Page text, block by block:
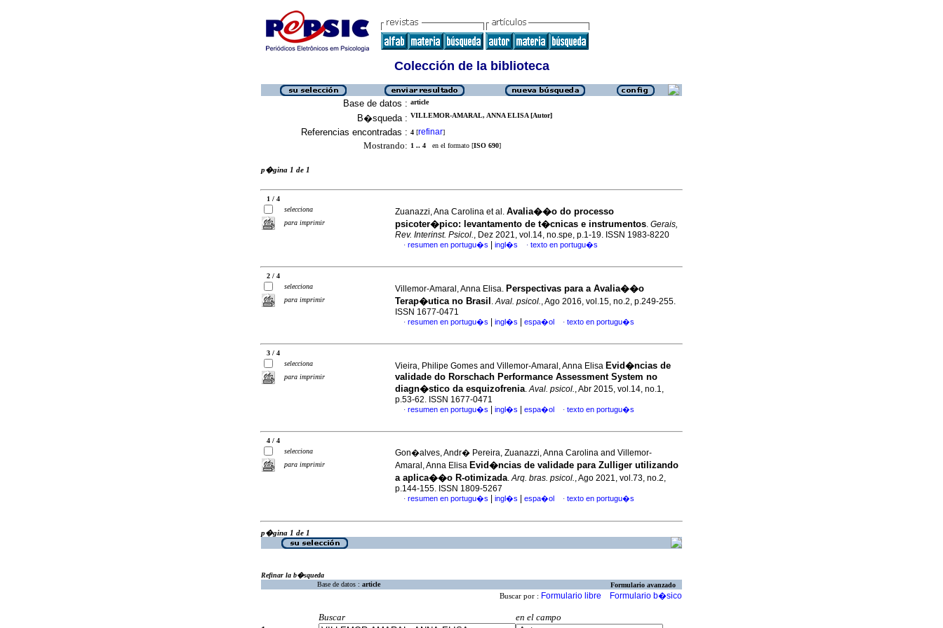
Colección de la biblioteca
Base de datos : article
B�squeda : VILLEMOR-AMARAL, ANNA ELISA [Autor]
Referencias encontradas : 4 [refinar]
Mostrando: 1 .. 4 en el formato [ISO 690]
p�gina 1 de 1
1 / 4
selecciona
para imprimir
Zuanazzi, Ana Carolina et al. Avalia��o do processo
psicoter�pico: levantamento de t�cnicas e instrumentos. Gerais,
Rev. Interinst. Psicol., Dez 2021, vol.14, no.spe, p.1-19. ISSN 1983-8220
· resumen en portugu�s ingl�s · texto en portugu�s
2 / 4
selecciona
para imprimir
Villemor-Amaral, Anna Elisa. Perspectivas para a Avalia��o
Terap�utica no Brasil .Aval. psicol., Ago 2016, vol.15, no.2, p.249-255.
ISSN 1677-0471
· resumen en portugu�s ingl�s espa�ol · texto en portugu�s
3 / 4
selecciona
para imprimir
Vieira, Philipe Gomes and Villemor-Amaral, Anna Elisa Evid�ncias de
validade do Rorschach Performance Assessment System no
diagn�stico da esquizofrenia.Aval. psicol., Abr 2015, vol.14, no.1,
p.53-62. ISSN 1677-0471
· resumen en portugu�s ingl�s espa�ol · texto en portugu�s
4 / 4
selecciona
para imprimir
Gon�alves, Andr� Pereira, Zuanazzi, Anna Carolina and Villemor-
Amaral, Anna Elisa Evid�ncias de validade para Zulliger utilizando
a aplica��o R-otimizada.Arq. bras. psicol., Ago 2021, vol.73, no.2,
p.144-155. ISSN 1809-5267
· resumen en portugu�s ingl�s espa�ol · texto en portugu�s
p�gina 1 de 1
Refinar la b�squeda
Base de datos : article Formulario avanzado
Buscar por : Formulario libre Formulario b�sico
Buscar
en el campo